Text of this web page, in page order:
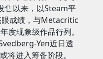
售以来，以Steam平
眼成绩，与Metacritic
度现象级作品行列。
Yen近日透
将进入筹备阶段。